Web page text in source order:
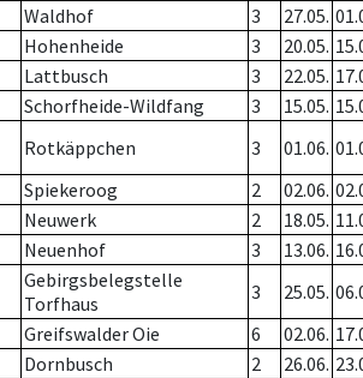
Waldhof 3 27.05.
Hohenheide 3 20.05.
Lattbusch 3 22.05.
Schorfheide-Wildfang 3 15.05.
Rotkäppchen 3 01.06.
Spiekeroog 2 02.06.
Neuwerk 2 18.05.
Neuenhof 3 13.06.
Gebirgsbelegstelle
Torfhaus
3 25.05.
Greifswalder Oie 6 02.06.
Dornbusch 2 26.06.